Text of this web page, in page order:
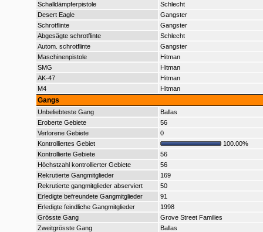
Schalldämpferpistole
Schlecht
Desert Eagle
Gangster
Schrotflinte
Gangster
Abgesägte schrotflinte
Schlecht
Autom. schrotflinte
Gangster
Maschinenpistole
Hitman
SMG
Hitman
AK-47
Hitman
M4
Hitman
Gangs
Unbeliebteste Gang
Ballas
Eroberte Gebiete
56
Verlorene Gebiete
0
Kontrolliertes Gebiet
100.00%
Kontrollierte Gebiete
56
Höchstzahl kontrollierter Gebiete
56
Rekrutierte Gangmitglieder
169
Rekrutierte gangmitglieder abserviert
50
Erledigte befreundete Gangmitglieder
91
Erledigte feindliche Gangmitglieder
1998
Grösste Gang
Grove Street Families
Zweitgrösste Gang
Ballas